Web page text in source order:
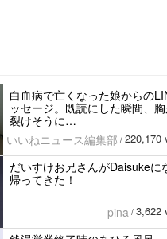
白血病で亡くなった娘からの
ッセージ。既読にした瞬間、胸
裂けそうに…
いいねニュース編集部 / 220,170
だいすけお兄さんがDaisukeに
帰ってきた！
pina / 3,622